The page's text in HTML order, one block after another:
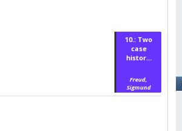
10.: Two
case
histor...
Freud,
Sigmund